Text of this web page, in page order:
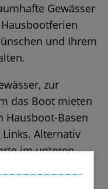
Gewässer
und Ihrem
zur
das Boot mieten
Hausboot-Basen
Alternativ
im unteren